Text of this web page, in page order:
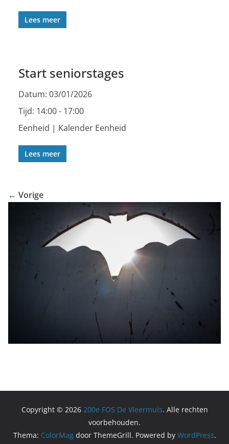
Lees meer
Start seniorstages
Datum: 03/01/2026
Tijd: 14:00 - 17:00
Eenheid | Kalender Eenheid
Lees meer
← Vorige
Copyright © 2026 200e FOS De Vleermuis. Alle rechten
voorbehouden.
Thema: ColorMagdoor ThemeGrill. Powered by WordPress.